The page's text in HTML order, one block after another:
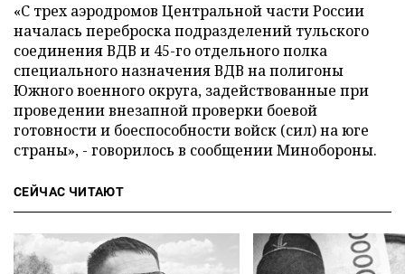
«С трех аэродромов Центральной части России
началась переброска подразделений тульского
соединения ВДВ и 45-го отдельного полка
специального назначения ВДВ на полигоны
Южного военного округа, задействованные при
проведении внезапной проверки боевой
готовности и боеспособности войск (сил) на юге
страны», - говорилось в сообщении Минобороны.
СЕЙЧАС ЧИТАЮТ